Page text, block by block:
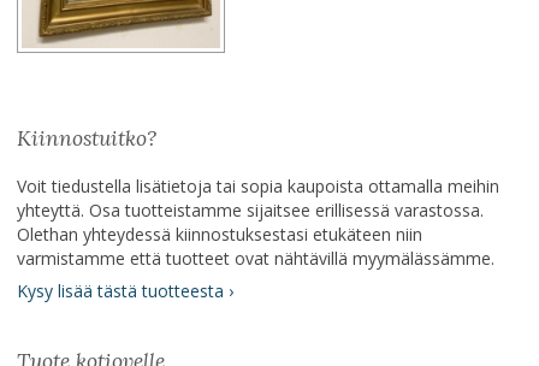
Kiinnostuitko?
Voit tiedustella lisätietoja tai sopia kaupoista ottamalla meihin
yhteyttä. Osa tuotteistamme sijaitsee erillisessä varastossa.
Olethan yhteydessä kiinnostuksestasi etukäteen niin
varmistamme että tuotteet ovat nähtävillä myymälässämme.
Kysy lisää tästä tuotteesta ›